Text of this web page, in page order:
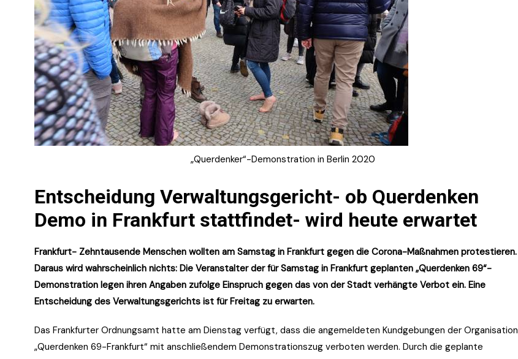
„Querdenker“-Demonstration in Berlin 2020
Entscheidung Verwaltungsgericht- ob Querdenken
Demo in Frankfurt stattfindet- wird heute erwartet
Frankfurt- Zehntausende Menschen wollten am Samstag in Frankfurt gegen die Corona-Maßnahmen protestieren.
Daraus wird wahrscheinlich nichts: Die Veranstalter der für Samstag in Frankfurt geplanten „Querdenken 69“-
Demonstration legen ihren Angaben zufolge Einspruch gegen das von der Stadt verhängte Verbot ein. Eine
Entscheidung des Verwaltungsgerichts ist für Freitag zu erwarten.
Das Frankfurter Ordnungsamt hatte am Dienstag verfügt, dass die angemeldeten Kundgebungen der Organisation
„Querdenken 69-Frankfurt“ mit anschließendem Demonstrationszug verboten werden. Durch die geplante